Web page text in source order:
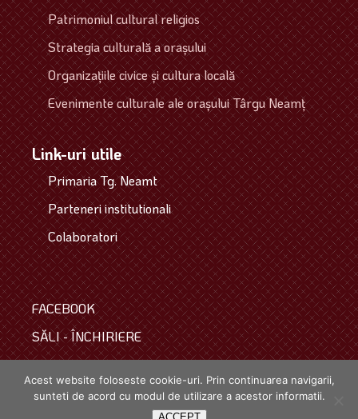
Patrimoniul cultural religios
Strategia culturală a oraşului
Organizaţiile civice şi cultura locală
Evenimente culturale ale oraşului Târgu Neamţ
Link-uri utile
Primaria Tg. Neamt
Parteneri institutionali
Colaboratori
FACEBOOK
SĂLI - ÎNCHIRIERE
COLECTIVUL
Copyright © 2021. Toate drepturile rezervate.powered by
Acest website foloseste cookie-uri. Prin continuarea navigarii,
sunteti de acord cu modul de utilizare a acestor informatii.